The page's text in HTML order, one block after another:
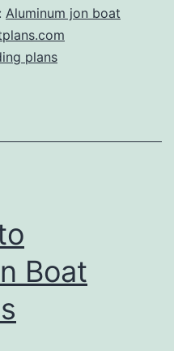
Aluminum jon boat
plans
Boat